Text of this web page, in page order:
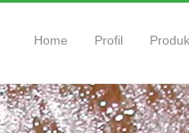
Profil
Home